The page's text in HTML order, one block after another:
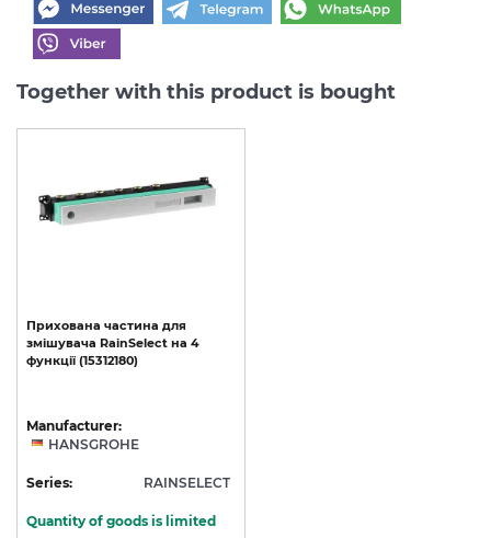
Together with this product is bought
Прихована частина для
змішувача RainSelect на 4
функції (15312180)
Manufacturer:
HANSGROHE
Series: RAINSELECT
Quantity of goods is limited